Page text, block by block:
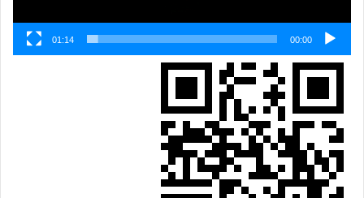
00:00
01:14